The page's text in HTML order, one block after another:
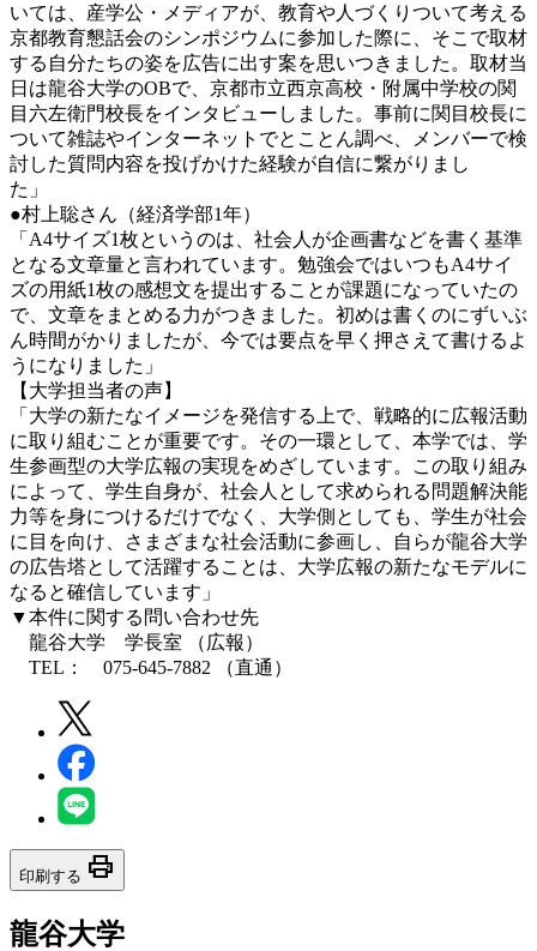
いては、産学公・メディアが、教育や人づくりついて考える
京都教育懇話会のシンポジウムに参加した際に、そこで取材
する自分たちの姿を広告に出す案を思いつきました。取材当
日は龍谷大学のOBで、京都市立西京高校・附属中学校の関
目六左衛門校長をインタビューしました。事前に関目校長に
ついて雑誌やインターネットでとことん調べ、メンバーで検
討した質問内容を投げかけた経験が自信に繋がりまし
た」
●村上聡さん（経済学部1年）
「A4サイズ1枚というのは、社会人が企画書などを書く基準
となる文章量と言われています。勉強会ではいつもA4サイ
ズの用紙1枚の感想文を提出することが課題になっていたの
で、文章をまとめる力がつきました。初めは書くのにずいぶ
ん時間がかりましたが、今では要点を早く押さえて書けるよ
うになりました」
【大学担当者の声】
「大学の新たなイメージを発信する上で、戦略的に広報活動
に取り組むことが重要です。その一環として、本学では、学
生参画型の大学広報の実現をめざしています。この取り組み
によって、学生自身が、社会人として求められる問題解決能
力等を身につけるだけでなく、大学側としても、学生が社会
に目を向け、さまざまな社会活動に参画し、自らが龍谷大学
の広告塔として活躍することは、大学広報の新たなモデルに
なると確信しています」
▼本件に関する問い合わせ先
龍谷大学 学長室 （広報）
TEL： 075-645-7882 （直通）
印刷する print
龍谷大学